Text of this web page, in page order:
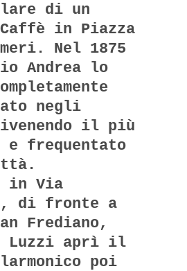
di un
in Piazza
Nel 1875
Andrea lo
negli
il più
e frequentato
in Via
di fronte a
Frediano,
Luzzi aprì il
poi